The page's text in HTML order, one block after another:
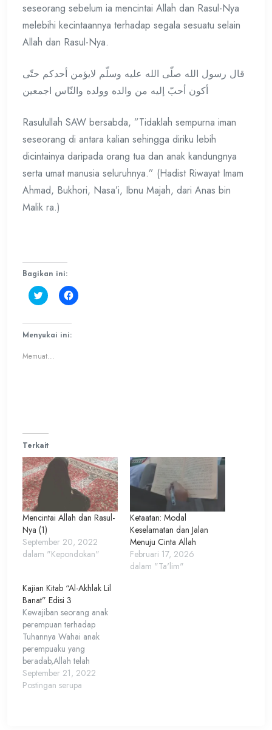
seseorang sebelum ia mencintai Allah dan Rasul-Nya
melebihi kecintaannya terhadap segala sesuatu selain
Allah dan Rasul-Nya.
قال رسول الله صلّى الله عليه وسلّم لايؤمن أحدكم حتّى
أكون أحبّ إليه من والده وولده والنّاس اجمعين
Rasulullah SAW bersabda, ”Tidaklah sempurna iman
seseorang di antara kalian sehingga diriku lebih
dicintainya daripada orang tua dan anak kandungnya
serta umat manusia seluruhnya.” (Hadist Riwayat Imam
Ahmad, Bukhori, Nasa’i, Ibnu Majah, dari Anas bin
Malik ra.)
Bagikan ini:
Klik
untuk
Twitter(Membuka
di
jendela
baru)
Klik
untuk
Menyukai ini:
Memuat...
Terkait
Mencintai Allah dan Rasul-
Nya (1)
September 20, 2022
dalam "Kepondokan"
Ketaatan: Modal
Keselamatan dan Jalan
Menuju Cinta Allah
Februari 17, 2026
dalam "Ta'lim"
Kajian Kitab “Al-Akhlak Lil
Banat” Edisi 3
Kewajiban seorang anak
perempuan terhadap
Tuhannya Wahai anak
perempuaku yang
beradab,Allah telah
memberikan kepadamu
nikmat yang samgat
September 21, 2022
Postingan serupa